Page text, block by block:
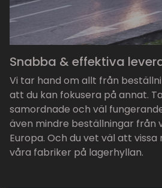
Snabba & effektiva
Vi tar hand om allt från
att du kan fokusera på annat.
samordnade och väl
även mindre beställningar från
Europa. Och du vet väl att
våra fabriker på lagerhyllan.